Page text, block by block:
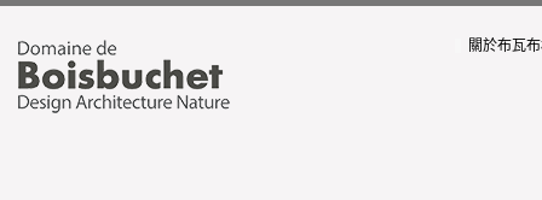
關於布瓦